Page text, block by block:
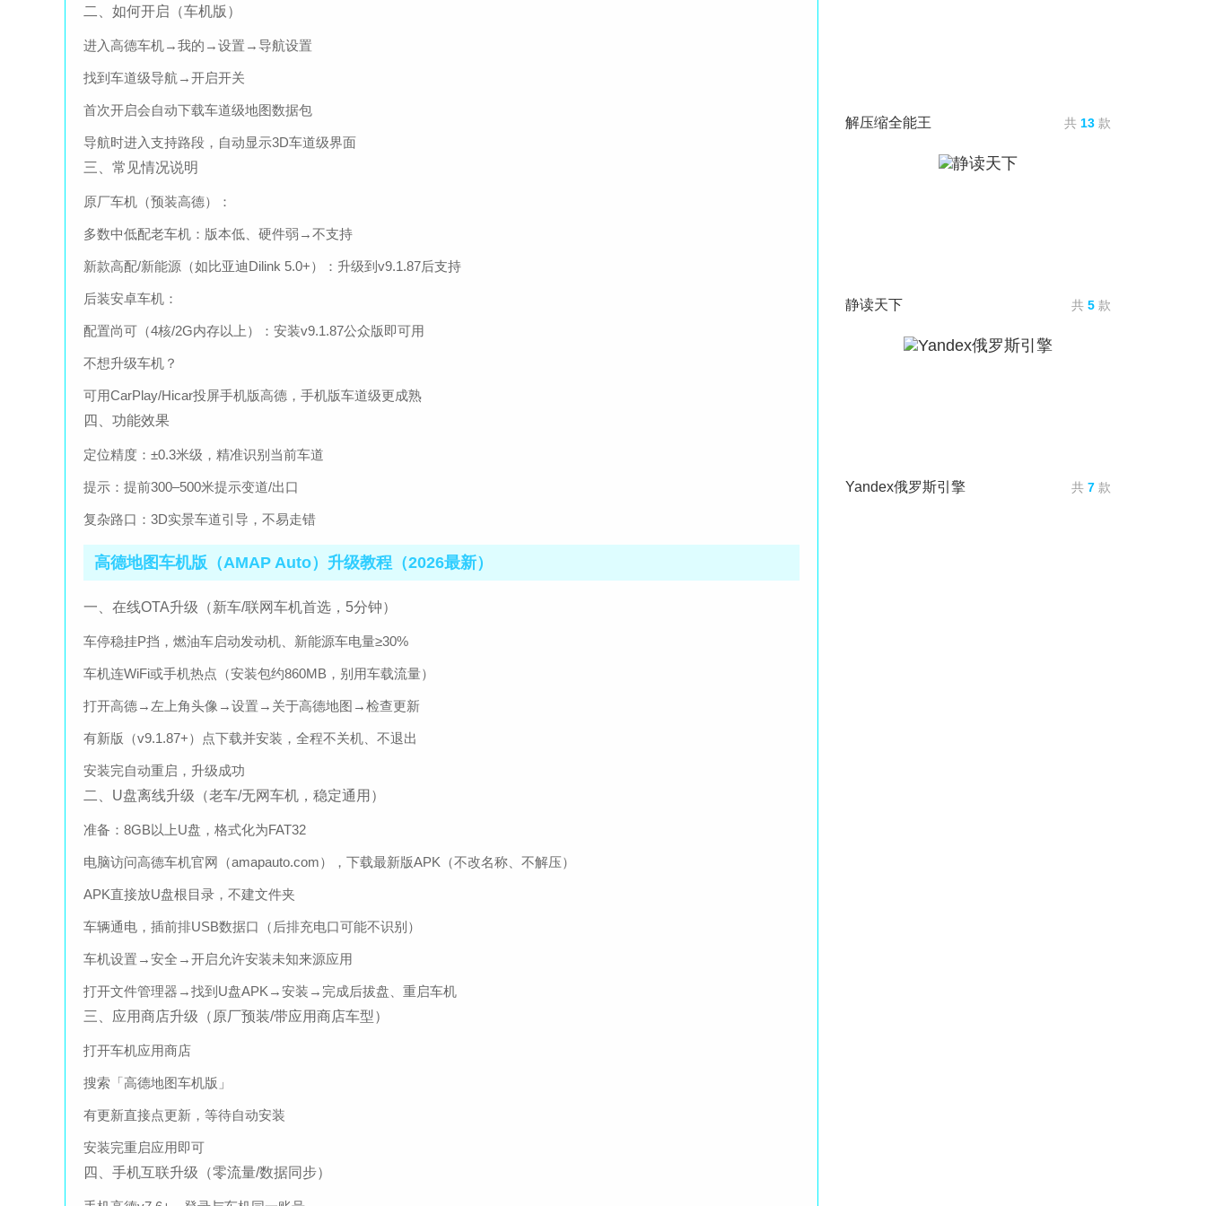
二、如何开启（车机版）
进入高德车机→我的→设置→导航设置
找到车道级导航→开启开关
首次开启会自动下载车道级地图数据包
导航时进入支持路段，自动显示3D车道级界面
三、常见情况说明
原厂车机（预装高德）：
多数中低配老车机：版本低、硬件弱→不支持
新款高配/新能源（如比亚迪Dilink 5.0+）：升级到v9.1.87后支持
后装安卓车机：
配置尚可（4核/2G内存以上）：安装v9.1.87公众版即可用
不想升级车机？
可用CarPlay/Hicar投屏手机版高德，手机版车道级更成熟
四、功能效果
定位精度：±0.3米级，精准识别当前车道
提示：提前300–500米提示变道/出口
复杂路口：3D实景车道引导，不易走错
高德地图车机版（AMAP Auto）升级教程（2026最新）
一、在线OTA升级（新车/联网车机首选，5分钟）
车停稳挂P挡，燃油车启动发动机、新能源车电量≥30%
车机连WiFi或手机热点（安装包约860MB，别用车载流量）
打开高德→左上角头像→设置→关于高德地图→检查更新
有新版（v9.1.87+）点下载并安装，全程不关机、不退出
安装完自动重启，升级成功
二、U盘离线升级（老车/无网车机，稳定通用）
准备：8GB以上U盘，格式化为FAT32
电脑访问高德车机官网（amapauto.com），下载最新版APK（不改名称、不解压）
APK直接放U盘根目录，不建文件夹
车辆通电，插前排USB数据口（后排充电口可能不识别）
车机设置→安全→开启允许安装未知来源应用
打开文件管理器→找到U盘APK→安装→完成后拔盘、重启车机
三、应用商店升级（原厂预装/带应用商店车型）
打开车机应用商店
搜索「高德地图车机版」
有更新直接点更新，等待自动安装
安装完重启应用即可
四、手机互联升级（零流量/数据同步）
解压缩全能王 共 13 款
静读天下 共 5 款
Yandex俄罗斯引擎 共 7 款